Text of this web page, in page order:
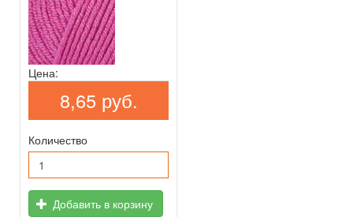
Цена:
8,65 руб.
Количество
Добавить в корзину